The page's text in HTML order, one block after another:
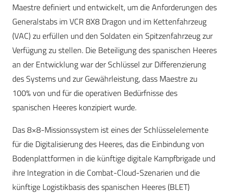
Maestre definiert und entwickelt, um die Anforderungen des
Generalstabs im VCR 8X8 Dragon und im Kettenfahrzeug
(VAC) zu erfüllen und den Soldaten ein Spitzenfahrzeug zur
Verfügung zu stellen. Die Beteiligung des spanischen Heeres
an der Entwicklung war der Schlüssel zur Differenzierung
des Systems und zur Gewährleistung, dass Maestre zu
100% von und für die operativen Bedürfnisse des
spanischen Heeres konzipiert wurde.
Das 8×8-Missionssystem ist eines der Schlüsselelemente
für die Digitalisierung des Heeres, das die Einbindung von
Bodenplattformen in die künftige digitale Kampfbrigade und
ihre Integration in die Combat-Cloud-Szenarien und die
künftige Logistikbasis des spanischen Heeres (BLET)